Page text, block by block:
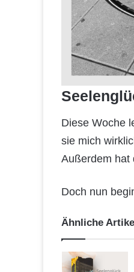
Diese Woche
sie mich
Außerdem hat
Doch nun
Ähnliche Artikel